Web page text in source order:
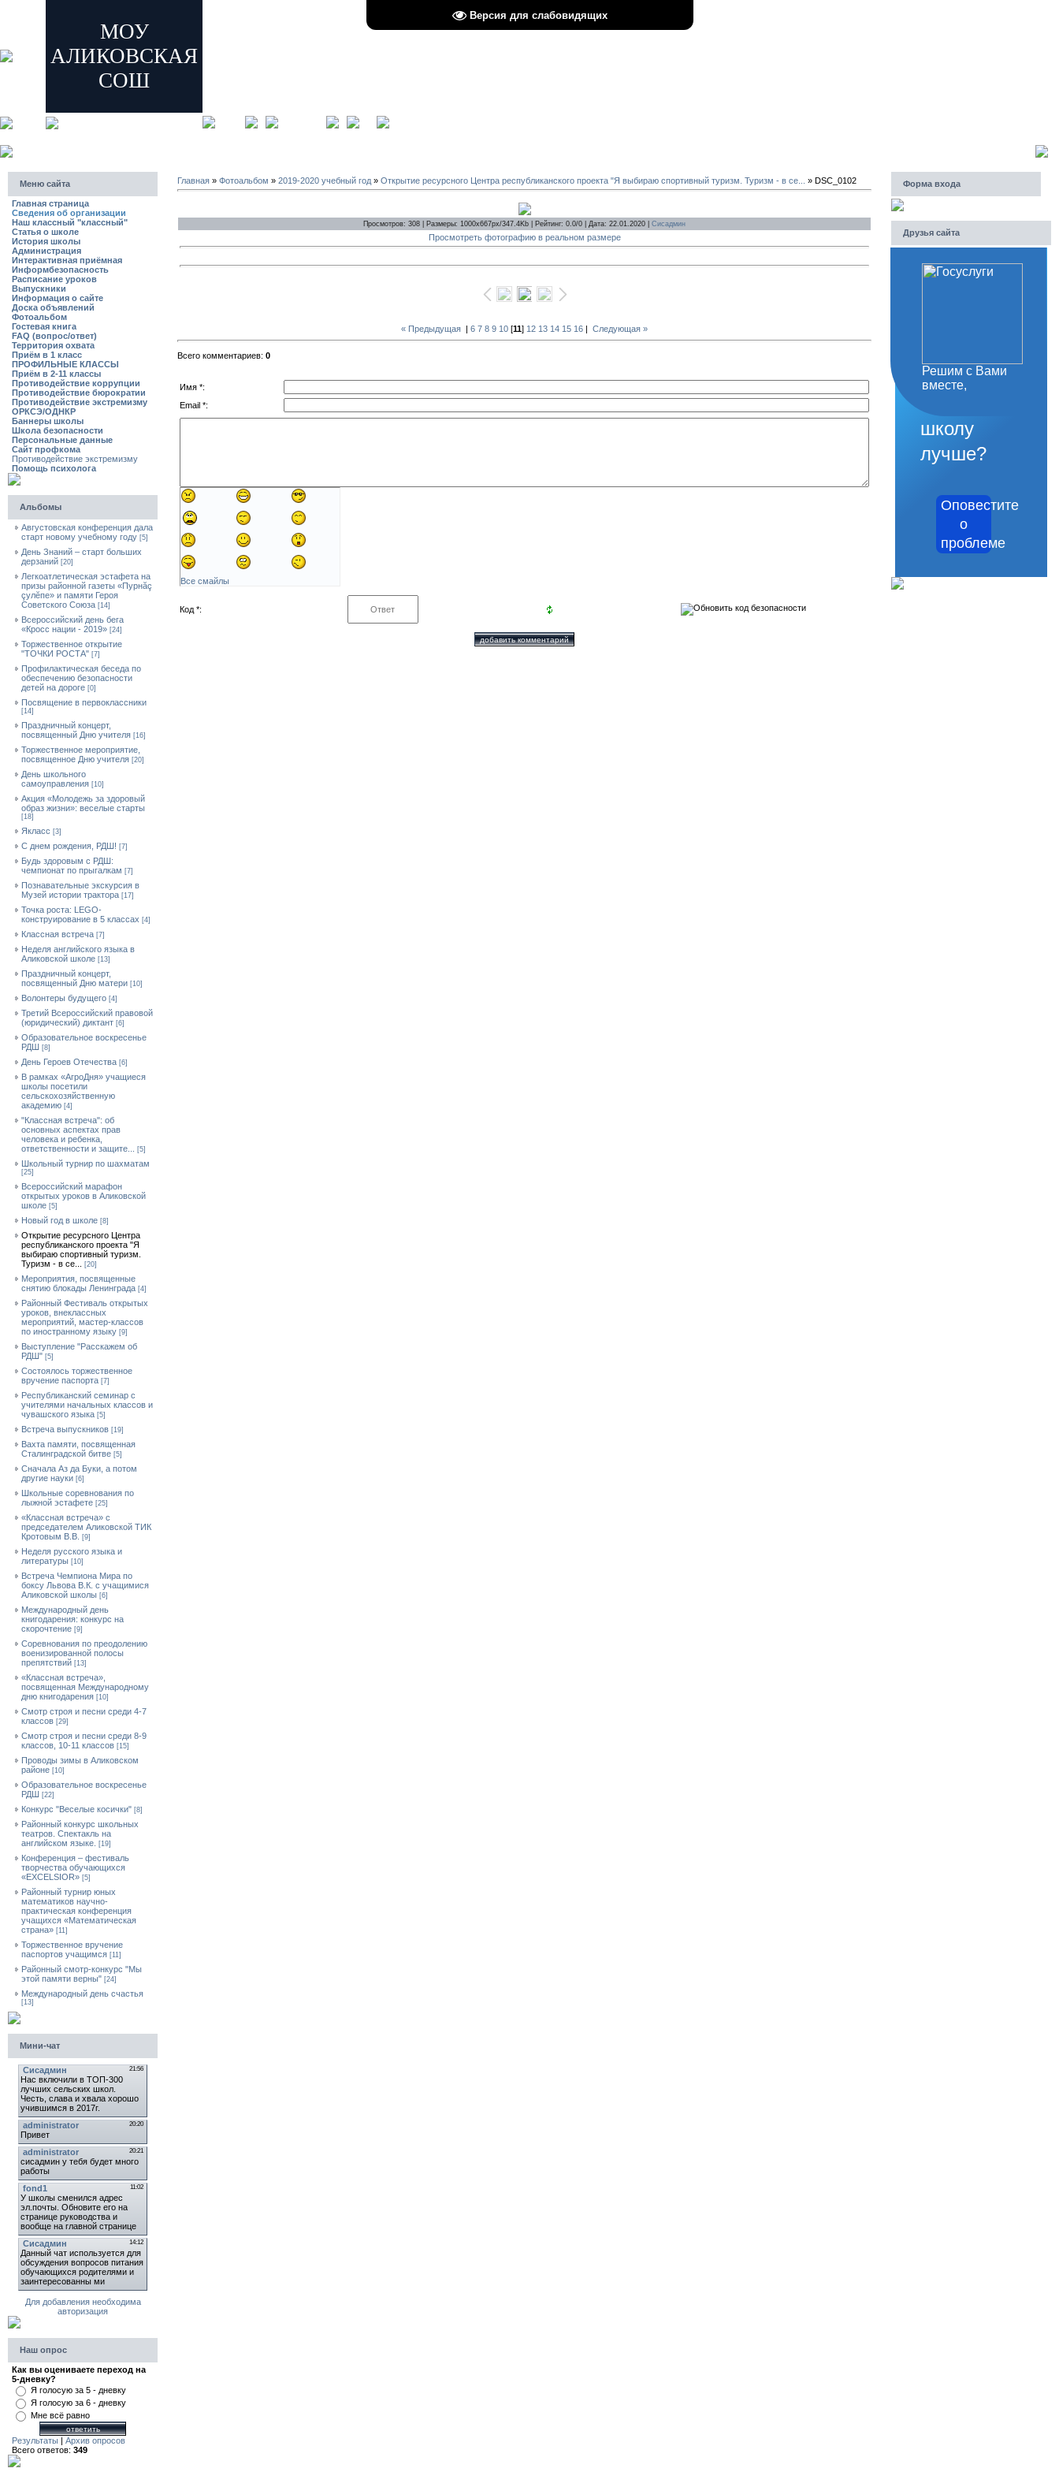
Версия для слабовидящих
МОУ
АЛИКОВСКАЯ
СОШ
Меню сайта
Главная страница
Сведения об организации
Наш классный "классный"
Статья о школе
История школы
Администрация
Интерактивная приёмная
Информбезопасность
Расписание уроков
Выпускники
Информация о сайте
Доска объявлений
Фотоальбом
Гостевая книга
FAQ (вопрос/ответ)
Территория охвата
Приём в 1 класс
ПРОФИЛЬНЫЕ КЛАССЫ
Приём в 2-11 классы
Противодействие коррупции
Противодействие бюрократии
Противодействие экстремизму
ОРКСЭ/ОДНКР
Баннеры школы
Школа безопасности
Персональные данные
Сайт профкома
Противодействие экстремизму
Помощь психолога
Альбомы
Августовская конференция дала
старт новому учебному году [5]
День Знаний – старт больших
дерзаний [20]
Легкоатлетическая эстафета на
призы районной газеты «Пурнăç
çулĕпе» и памяти Героя
Советского Союза [14]
Всероссийский день бега
«Кросс нации - 2019» [24]
Торжественное открытие
"ТОЧКИ РОСТА" [7]
Профилактическая беседа по
обеспечению безопасности
детей на дороге [0]
Посвящение в первоклассники
[14]
Праздничный концерт,
посвященный Дню учителя [16]
Торжественное мероприятие,
посвященное Дню учителя [20]
День школьного
самоуправления [10]
Акция «Молодежь за здоровый
образ жизни»: веселые старты
[18]
Якласс [3]
С днем рождения, РДШ! [7]
Будь здоровым с РДШ:
чемпионат по прыгалкам [7]
Познавательные экскурсия в
Музей истории трактора [17]
Точка роста: LEGO-
конструирование в 5 классах [4]
Классная встреча [7]
Неделя английского языка в
Аликовской школе [13]
Праздничный концерт,
посвященный Дню матери [10]
Волонтеры будущего [4]
Третий Всероссийский правовой
(юридический) диктант [6]
Образовательное воскресенье
РДШ [8]
День Героев Отечества [6]
В рамках «АгроДня» учащиеся
школы посетили
сельскохозяйственную
академию [4]
"Классная встреча": об
основных аспектах прав
человека и ребенка,
ответственности и защите...
[5]
Школьный турнир по шахматам
[25]
Всероссийский марафон
открытых уроков в Аликовской
школе [5]
Новый год в школе [8]
Открытие ресурсного Центра
республиканского проекта "Я
выбираю спортивный туризм.
Туризм - в се...
[20]
Мероприятия, посвященные
снятию блокады Ленинграда [4]
Районный Фестиваль открытых
уроков, внеклассных
мероприятий, мастер-классов
по иностранному языку [9]
Выступление "Расскажем об
РДШ" [5]
Состоялось торжественное
вручение паспорта [7]
Республиканский семинар с
учителями начальных классов и
чувашского языка [5]
Встреча выпускников [19]
Вахта памяти, посвященная
Сталинградской битве [5]
Сначала Аз да Буки, а потом
другие науки [6]
Школьные соревнования по
лыжной эстафете [25]
«Классная встреча» с
председателем Аликовской ТИК
Кротовым В.В.
[9]
Неделя русского языка и
литературы [10]
Встреча Чемпиона Мира по
боксу Львова В.К. с учащимися
Аликовской школы [6]
Международный день
книгодарения: конкурс на
скорочтение [9]
Cоревнования по преодолению
военизированной полосы
препятствий [13]
«Классная встреча»,
посвященная Международному
дню книгодарения [10]
Смотр строя и песни среди 4-7
классов [29]
Смотр строя и песни среди 8-9
классов, 10-11 классов [15]
Проводы зимы в Аликовском
районе [10]
Образовательное воскресенье
РДШ [22]
Конкурс "Веселые косички" [8]
Районный конкурс школьных
театров. Спектакль на
английском языке.
[19]
Конференция – фестиваль
творчества обучающихся
«EXCELSIOR» [5]
Районный турнир юных
математиков научно-
практическая конференция
учащихся «Математическая
страна» [11]
Торжественное вручение
паспортов учащимся [11]
Районный смотр-конкурс "Мы
этой памяти верны" [24]
Международный день счастья
[13]
Мини-чат
Для добавления необходима
авторизация
Наш опрос
Как вы оцениваете переход на
5-дневку?
Я голосую за 5 - дневку
Я голосую за 6 - дневку
Мне всё равно
Результаты | Архив опросов
Всего ответов: 349
Главная » Фотоальбом » 2019-2020 учебный год » Открытие ресурсного Центра республиканского проекта "Я выбираю спортивный туризм. Туризм - в се... » DSC_0102
Просмотров: 308 | Размеры: 1000x667px/347.4Kb | Рейтинг: 0.0/0 | Дата: 22.01.2020 | Сисадмин
Просмотреть фотографию в реальном размере
« Предыдущая | 6 7 8 9 10 [11] 12 13 14 15 16 | Следующая »
Всего комментариев: 0
Имя *:
Email *:
Все смайлы
Код *:
Форма входа
Друзья сайта
Решим с Вами
вместе,
как
школу
лучше?
Оповестите
о
проблеме